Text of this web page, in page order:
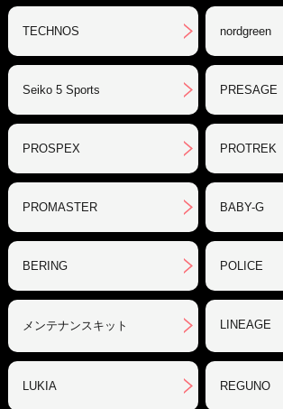
TECHNOS nordgreen
Seiko 5 Sports PRESAGE
PROSPEX PROTREK
PROMASTER BABY-G
BERING POLICE
メンテナンスキット LINEAGE
LUKIA REGUNO